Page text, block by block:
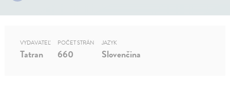
VYDAVATEĽ
Tatran
POČET STRÁN
660
JAZYK
Slovenčina